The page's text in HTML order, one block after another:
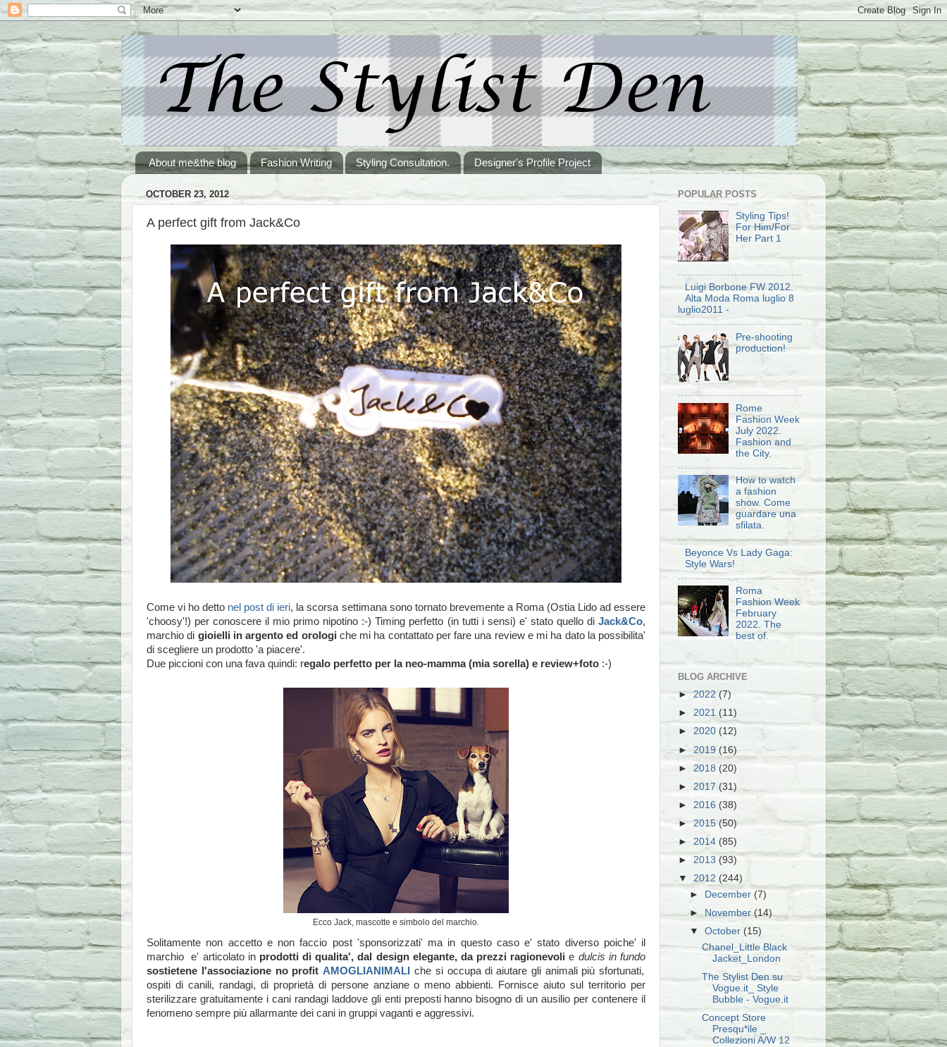
About me&the blog Fashion Writing Styling Consultation. Designer's Profile Project
OCTOBER 23, 2012
A perfect gift from Jack&Co
Come vi ho detto nel post di ieri, la scorsa settimana sono tornato brevemente a Roma (Ostia Lido ad essere
'choosy'!) per conoscere il mio primo nipotino :-) Timing perfetto (in tutti i sensi) e' stato quello di Jack&Co,
marchio di gioielli in argento ed orologi che mi ha contattato per fare una review e mi ha dato la possibilita'
di scegliere un prodotto 'a piacere'.
Due piccioni con una fava quindi: regalo perfetto per la neo-mamma (mia sorella) e review+foto :-)
Ecco Jack, mascotte e simbolo del marchio.
Solitamente non accetto e non faccio post 'sponsorizzati' ma in questo caso e' stato diverso poiche' il
marchio e' articolato in prodotti di qualita', dal design elegante, da prezzi ragionevoli e dulcis in fundo
sostietene l'associazione no profit AMOGLIANIMALI che si occupa di aiutare gli animali più sfortunati,
ospiti di canili, randagi, di proprietà di persone anziane o meno abbienti.
Fornisce aiuto sul territorio per
sterilizzare gratuitamente i cani randagi laddove gli enti preposti hanno bisogno di un ausilio per contenere il
fenomeno sempre più allarmante dei cani in gruppi vaganti e aggressivi.
POPULAR POSTS
Styling Tips!
For Him/For
Her Part 1
Luigi Borbone FW 2012.
Alta Moda Roma luglio 8
luglio2011 -
Pre-shooting
production!
Rome
Fashion Week
July 2022.
Fashion and
the City.
How to watch
a fashion
show. Come
guardare una
sfilata.
Beyonce Vs Lady Gaga:
Style Wars!
Roma
Fashion Week
February
2022. The
best of.
BLOG ARCHIVE
►2022 (7)
► 2021 (11)
► 2020 (12)
► 2019(16)
► 2018 (20)
► 2017 (31)
► 2016 (38)
►2015(50)
► 2014 (85)
► 2013 (93)
▼ 2012 (244)
►
December(7)
►November(14)
▼October(15)
Chanel_Little Black
Jacket_London
The Stylist Den su
Vogue.it_ Style
Bubble - Vogue.it
Concept Store
Presqu*ile _
Collezioni A/W 12